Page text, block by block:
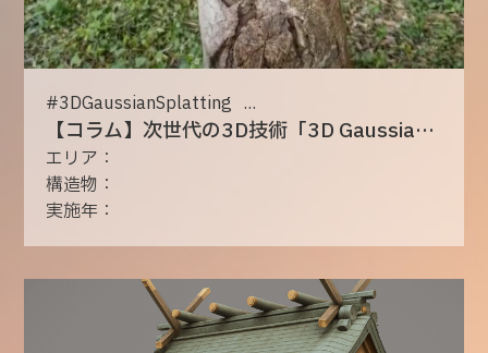
#3DGaussianSplatting ...
【コラム】次世代の3D技術「3D Gaussian Splatting」とは？
エリア：
構造物：
実施年：